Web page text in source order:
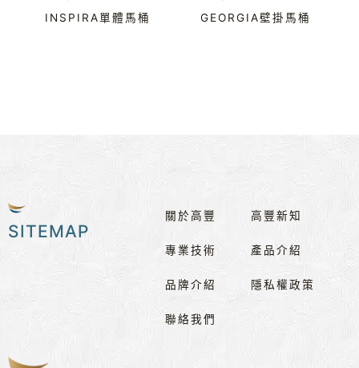
INSPIRA單體馬桶 GEORGIA壁掛馬桶
SITEMAP
關於高豐
專業技術
品牌介紹
聯絡我們
高豐新知
產品介紹
隱私權政策